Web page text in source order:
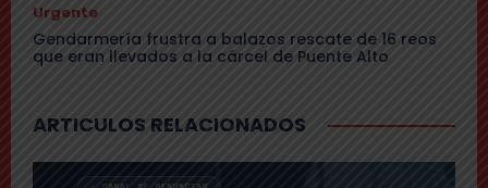
Urgente
Gendarmería frustra a balazos rescate de 16 reos
que eran llevados a la cárcel de Puente Alto
ARTICULOS RELACIONADOS